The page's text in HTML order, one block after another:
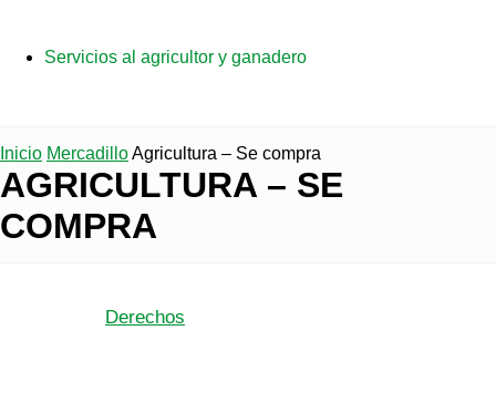
Servicios al agricultor y ganadero
Inicio MercadilloAgricultura – Se compra
AGRICULTURA – SE
COMPRA
Derechos